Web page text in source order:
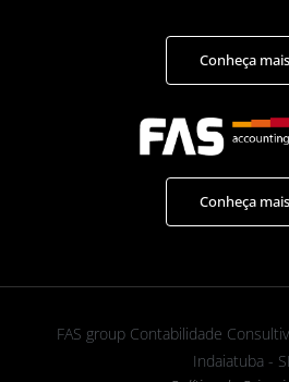
Conheça mais
Conheça mais
FAS group Contabilidade
Indaiatuba -